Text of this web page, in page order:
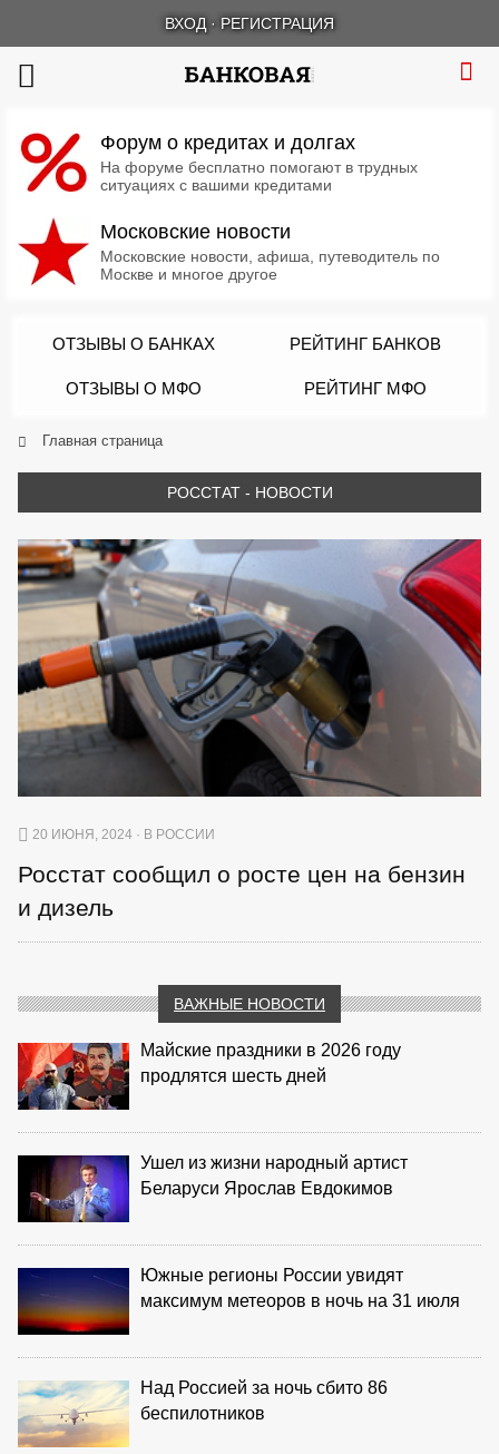
ВХОД · РЕГИСТРАЦИЯ
Форум о кредитах и долгах
На форуме бесплатно помогают в трудных
ситуациях с вашими кредитами
Московские новости
Московские новости, афиша, путеводитель по
Москве и многое другое
ОТЗЫВЫ О БАНКАХ РЕЙТИНГ БАНКОВ
ОТЗЫВЫ О МФО РЕЙТИНГ МФО
Главная страница
РОССТАТ - НОВОСТИ
20 ИЮНЯ, 2024 · В РОССИИ
Росстат сообщил о росте цен на бензин
и дизель
ВАЖНЫЕ НОВОСТИ
Майские праздники в 2026 году
продлятся шесть дней
Ушел из жизни народный артист
Беларуси Ярослав Евдокимов
Южные регионы России увидят
максимум метеоров в ночь на 31 июля
Над Россией за ночь сбито 86
беспилотников